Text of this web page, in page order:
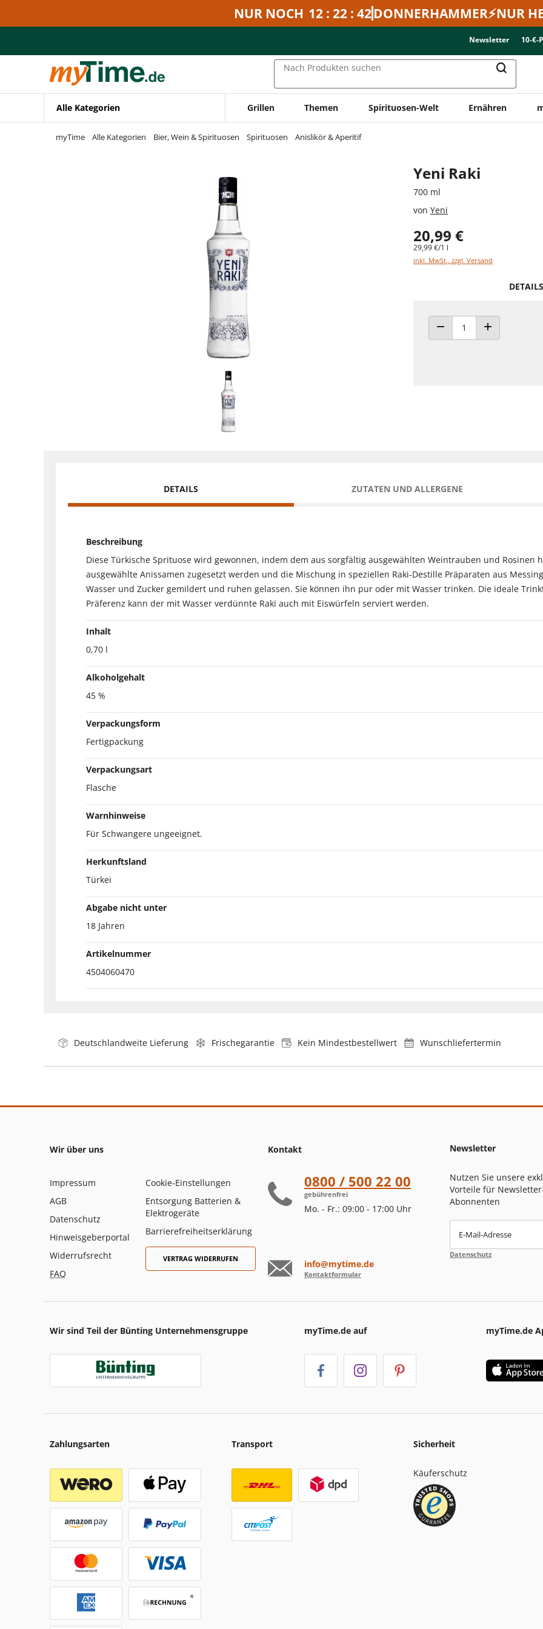
Zur Navigation springen
NUR NOCH 12 : 22 : 42DONNERHAMMER⚡NUR
Newsletter 10-€-
Nach Produkten suchen
Alle Kategorien Grillen Themen Spirituosen-Welt Ernähren
myTime Alle Kategorien Bier, Wein & Spirituosen Spirituosen Anislikör & Aperitif
Yeni Raki
700 ml
von Yeni
20,99 €
29,99 €/1 l
inkl. MwSt., zzgl. Versand
ANZAHL VERRINGERN
ANZAHL
DETAILS ZUTATEN UND ALLERGENE
Beschreibung
Diese Türkische Sprituose wird gewonnen, indem dem aus sorgfältig ausgewählten Weintrauben und Rosinen
ausgewählte Anissamen zugesetzt werden und die Mischung in speziellen Raki-Destille Präparaten aus
Wasser und Zucker gemildert und ruhen gelassen. Sie können ihn pur oder mit Wasser trinken. Die ideale
Präferenz kann der mit Wasser verdünnte Raki auch mit Eiswürfeln serviert werden.
Inhalt
0,70 l
Alkoholgehalt
45 %
Verpackungsform
Fertigpackung
Verpackungsart
Flasche
Warnhinweise
Für Schwangere ungeeignet.
Herkunftsland
Türkei
Abgabe nicht unter
18 Jahren
Artikelnummer
4504060470
Deutschlandweite Lieferung Frischegarantie Kein Mindestbestellwert Wunschliefertermin
Wir über uns
Impressum
AGB
Datenschutz
Hinweisgeberportal
Widerrufsrecht
FAQ
Cookie-Einstellungen
Entsorgung Batterien &
Elektrogeräte
Barrierefreiheitserklärung
VERTRAG WIDERRUFEN
Kontakt
0800 / 500 22 00
gebührenfrei
Mo. - Fr.: 09:00 - 17:00 Uhr
info@mytime.de
Kontaktformular
Newsletter
Nutzen Sie unsere
Vorteile für
Abonnenten
E-Mail-Adresse
Datenschutz
Wir sind Teil der Bünting Unternehmensgruppe myTime.de auf myTime.de
Zahlungsarten Transport Sicherheit
Käuferschutz